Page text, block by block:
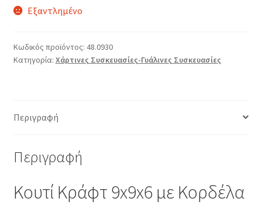
Εξαντλημένο
Κωδικός προϊόντος: 48.0930
Κατηγορία: Χάρτινες Συσκευασίες-Γυάλινες Συσκευασίες
Περιγραφή
Περιγραφή
Κουτί Κράφτ 9x9x6 με Κορδέλα